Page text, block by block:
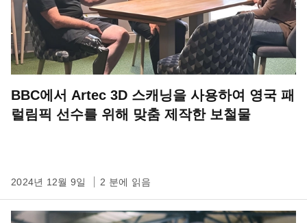
BBC에서 Artec 3D 스캐닝을 사용하여 영국 패
럴림픽 선수를 위해 맞춤 제작한 보철물
2024년 12월 9일 2 분에 읽음